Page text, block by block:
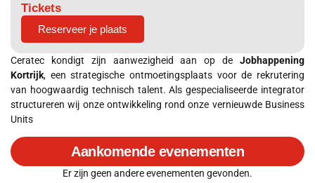
Tickets
Reserveer je plaats
Ceratec kondigt zijn aanwezigheid aan op de Jobhappening
Kortrijk, een strategische ontmoetingsplaats voor de rekrutering
van hoogwaardig technisch talent. Als gespecialiseerde integrator
structureren wij onze ontwikkeling rond onze vernieuwde Business
Units
Aankomende evenementen
Er zijn geen andere evenementen gevonden.